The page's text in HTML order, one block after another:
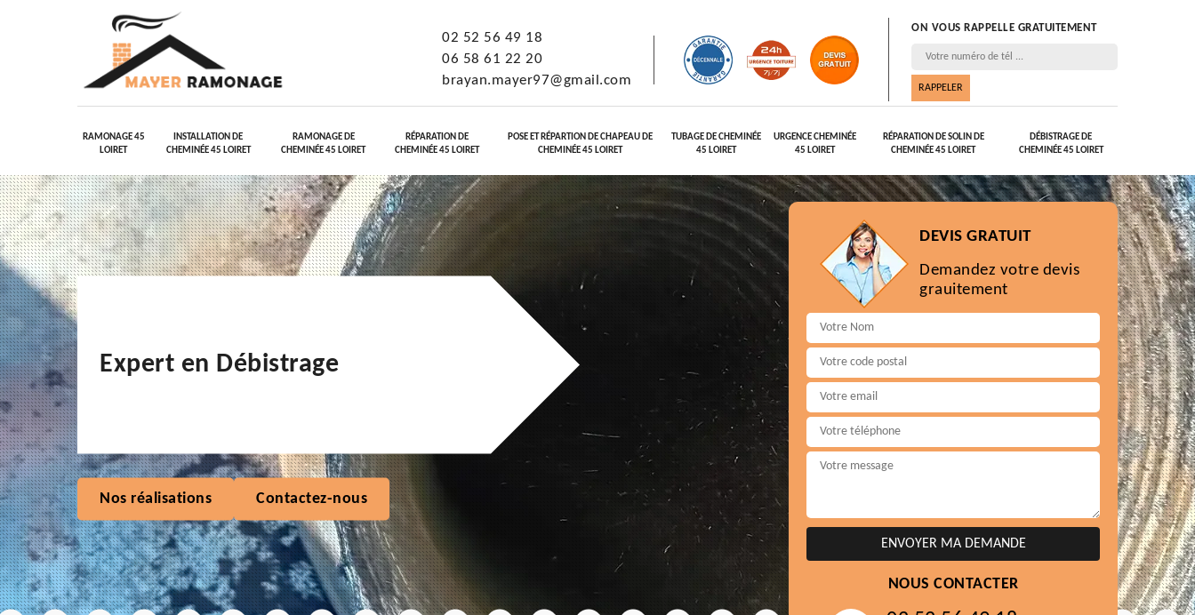
02 52 56 49 18
06 58 61 22 20
brayan.mayer97@gmail.com
ON VOUS RAPPELLE GRATUITEMENT
RAMONAGE 45
LOIRET
INSTALLATION DE
CHEMINÉE 45 LOIRET
RAMONAGE DE
CHEMINÉE 45 LOIRET
RÉPARATION DE
CHEMINÉE 45 LOIRET
POSE ET RÉPARTION DE CHAPEAU DE
CHEMINÉE 45 LOIRET
TUBAGE DE CHEMINÉE
45 LOIRET
URGENCE CHEMINÉE
45 LOIRET
RÉPARATION DE SOLIN DE
CHEMINÉE 45 LOIRET
DÉBISTRAGE DE
CHEMINÉE 45 LOIRET
Expert en Débistrage
Nos réalisations Contactez-nous
DEVIS GRATUIT
Demandez votre devis
grauitement
NOUS CONTACTER